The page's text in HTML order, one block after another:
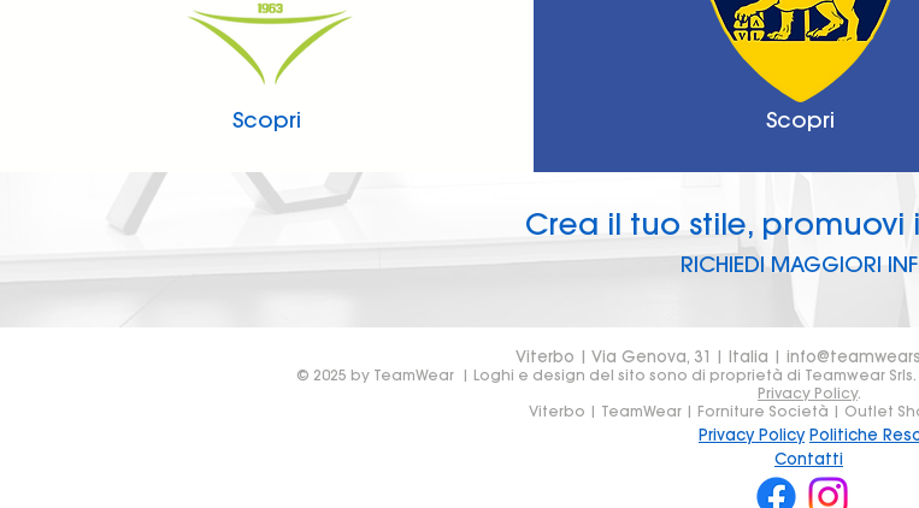
Scopri Scopri
Crea il tuo stile, promuovi
RICHIEDI MAGGIORI
Viterbo | Via Genova, 31 | Italia |
© 2025 by TeamWear | Loghi e design del sito sono di proprietà di Teamwear
Privacy Policy.
Viterbo | TeamWear | Forniture Società | Outlet
Politiche
Privacy Policy
Contatti